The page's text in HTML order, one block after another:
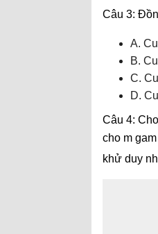
Câu 3:
A.
B.
C.
D.
Câu 4:
cho m
khử duy